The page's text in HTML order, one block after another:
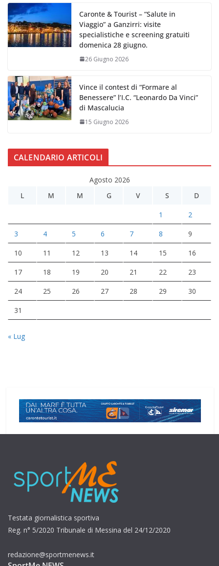
Caronte & Tourist – “Salute in
Viaggio” a Ganzirri: visite
specialistiche e screening gratuiti
domenica 28 giugno.
26 Giugno 2026
Vince il contest di “Formare al
Benessere” l’I.C. “Leonardo Da Vinci”
di Mascalucia
15 Giugno 2026
CALENDARIO ARTICOLI
Agosto 2026
L
M M G V S D
1 2
3 4 5 6 7 8 9
10 11 12 13 14 15 16
17 18 19 20 21 22 23
24 25 26 27 28 29 30
31
« Lug
Testata giornalistica sportiva
Reg. n° 5/2020 Tribunale di Messina del 24/12/2020
redazione@sportmenews.it